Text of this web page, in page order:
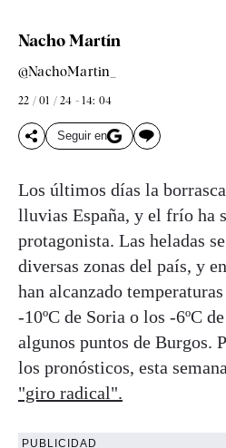
Nacho Martín
@NachoMartin_
22 / 01 / 24 - 14: 04
Seguir en
Los últimos días la
lluvias España, y el frío ha
protagonista. Las heladas
diversas zonas del país, y
han alcanzado
-10ºC de Soria o los -6ºC
algunos puntos de Burgos.
los pronósticos, esta semana
"giro radical".
PUBLICIDAD